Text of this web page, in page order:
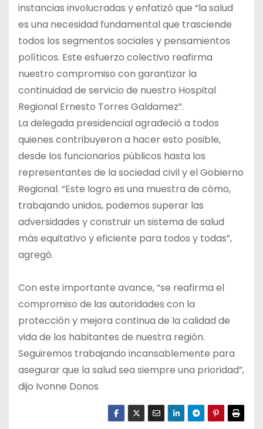
instancias involucradas y enfatizó que “la salud
es una necesidad fundamental que trasciende
todos los segmentos sociales y pensamientos
políticos. Este esfuerzo colectivo reafirma
nuestro compromiso con garantizar la
continuidad de servicio de nuestro Hospital
Regional Ernesto Torres Galdamez”.
La delegada presidencial agradeció a todos
quienes contribuyeron a hacer esto posible,
desde los funcionarios públicos hasta los
representantes de la sociedad civil y el Gobierno
Regional. “Este logro es una muestra de cómo,
trabajando unidos, podemos superar las
adversidades y construir un sistema de salud
más equitativo y eficiente para todos y todas”,
agregó.
Con este importante avance, “se reafirma el
compromiso de las autoridades con la
protección y mejora continua de la calidad de
vida de los habitantes de nuestra región.
Seguiremos trabajando incansablemente para
asegurar que la salud sea siempre una prioridad”,
dijo Ivonne Donos